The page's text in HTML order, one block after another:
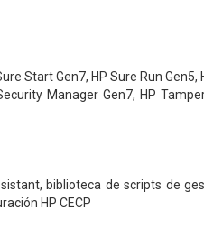
Start Gen7, HP Sure Run Gen5,
Manager Gen7, HP
biblioteca de scripts de
HP CECP